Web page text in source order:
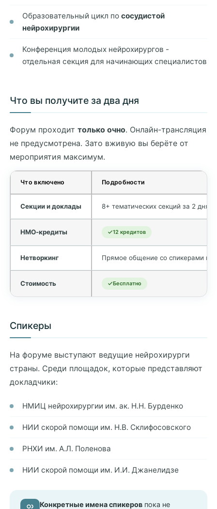
Образовательный цикл по сосудистой
нейрохирургии
Конференция молодых нейрохирургов -
отдельная секция для начинающих специалистов
Что вы получите за два дня
Форум проходит только очно. Онлайн-трансляция
не предусмотрена. Зато вживую вы берёте от
мероприятия максимум.
Что включено Подробности
Секции и доклады 8+ тематических секций за 2 дня,
НМО-кредиты 12 кредитов
Нетворкинг Прямое общение со спикерами и
Стоимость Бесплатно
Спикеры
На форуме выступают ведущие нейрохирурги
страны. Среди площадок, которые представляют
докладчики:
НМИЦ нейрохирургии им. ак. Н.Н. Бурденко
НИИ скорой помощи им. Н.В. Склифосовского
РНХИ им. А.Л. Поленова
НИИ скорой помощи им. И.И. Джанелидзе
Конкретные имена спикеров пока не